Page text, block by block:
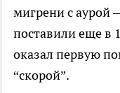
мигрени с аурой
поставили еще в
оказал первую
“скорой”.